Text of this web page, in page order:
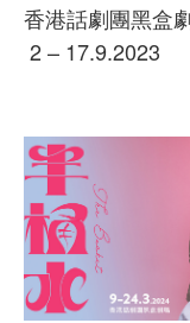
香港話劇團黑盒
2 – 17.9.2023